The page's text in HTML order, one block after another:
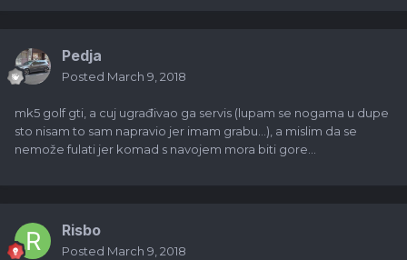
Pedja
Posted March 9, 2018
mk5 golf gti, a cuj ugrađivao ga servis (lupam se nogama u dupe
sto nisam to sam napravio jer imam grabu...), a mislim da se
nemože fulati jer komad s navojem mora biti gore...
Risbo
Posted March 9, 2018